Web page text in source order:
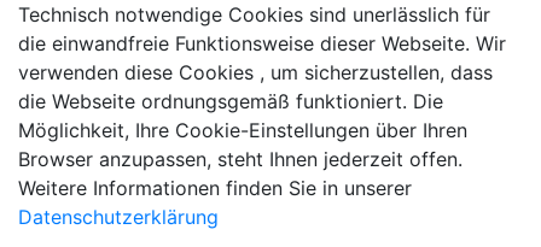
Technisch notwendige Cookies sind unerlässlich für
die einwandfreie Funktionsweise dieser Webseite. Wir
verwenden diese Cookies , um sicherzustellen, dass
die Webseite ordnungsgemäß funktioniert. Die
Möglichkeit, Ihre Cookie-Einstellungen über Ihren
Browser anzupassen, steht Ihnen jederzeit offen.
Weitere Informationen finden Sie in unserer
Datenschutzerklärung